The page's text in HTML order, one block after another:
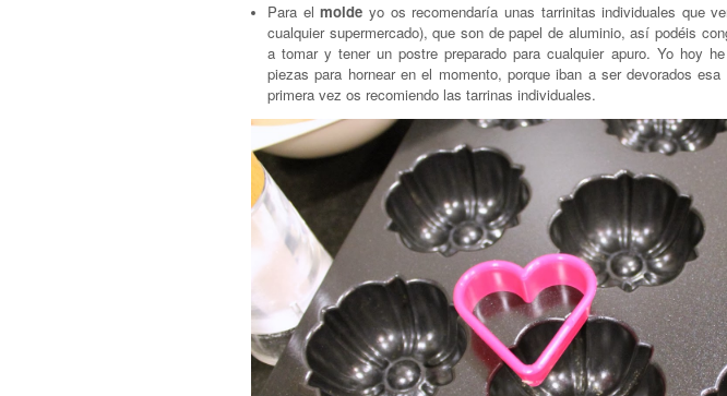
Para elmolde yo os recomendaría unas tarrinitas individuales que
cualquier supermercado), que son de papel de aluminio, así podéis
a tomar y tener un postre preparado para cualquier apuro. Yo hoy
piezas para hornear en el momento, porque iban a ser devorados
primera vez os recomiendo las tarrinas individuales.